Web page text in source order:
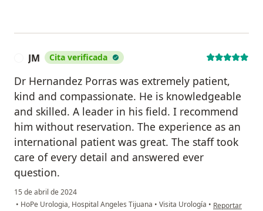
JM Cita verificada
Dr Hernandez Porras was extremely patient,
kind and compassionate. He is knowledgeable
and skilled. A leader in his field. I recommend
him without reservation. The experience as an
international patient was great. The staff took
care of every detail and answered ever
question.
15 de abril de 2024
• HoPe Urologia, Hospital Angeles Tijuana • Visita Urología • en opinión del
Reportar